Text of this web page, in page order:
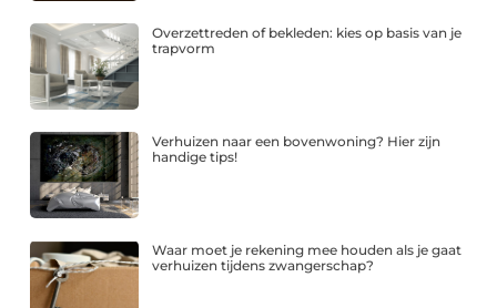
Overzettreden of bekleden: kies op basis van je
trapvorm
Verhuizen naar een bovenwoning? Hier zijn
handige tips!
Waar moet je rekening mee houden als je gaat
verhuizen tijdens zwangerschap?